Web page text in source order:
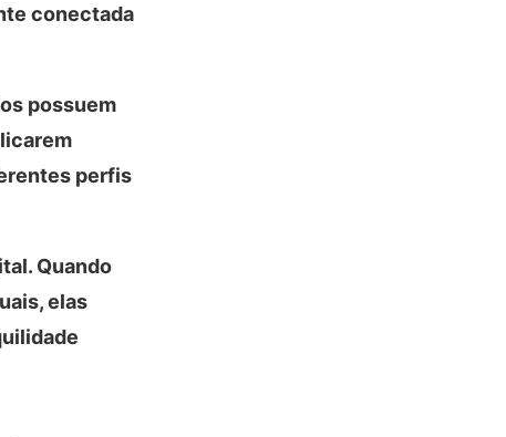
conectada
possuem
perfis
Quando
elas